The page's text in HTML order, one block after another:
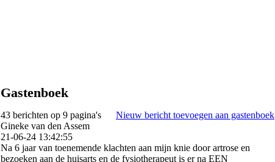
Gastenboek
43 berichten op 9 pagina's
Nieuw bericht toevoegen aan gastenboek
Gineke van den Assem
21-06-24 13:42:55
Na 6 jaar van toenemende klachten aan mijn knie door artrose en
bezoeken aan de huisarts en de fysiotherapeut is er na EEN